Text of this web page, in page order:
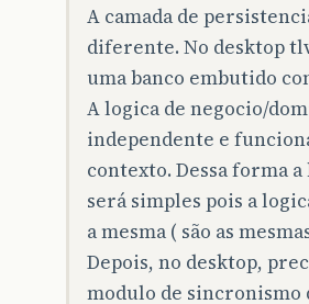
A camada de
diferente. No desktop
uma banco embutido
A logica de negocio/
independente e
contexto. Dessa forma
será simples pois a
a mesma ( são as
Depois, no desktop,
modulo de sincronismo